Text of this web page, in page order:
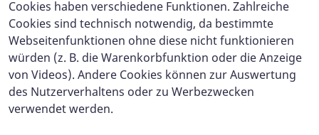
Cookies haben verschiedene Funktionen. Zahlreiche
Cookies sind technisch notwendig, da bestimmte
Webseitenfunktionen ohne diese nicht funktionieren
würden (z. B. die Warenkorbfunktion oder die Anzeige
von Videos). Andere Cookies können zur Auswertung
des Nutzerverhaltens oder zu Werbezwecken
verwendet werden.